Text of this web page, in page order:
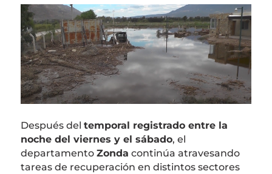
Después del temporal registrado entre la
noche del viernes y el sábado, el
departamento Zonda continúa atravesando
tareas de recuperación en distintos sectores